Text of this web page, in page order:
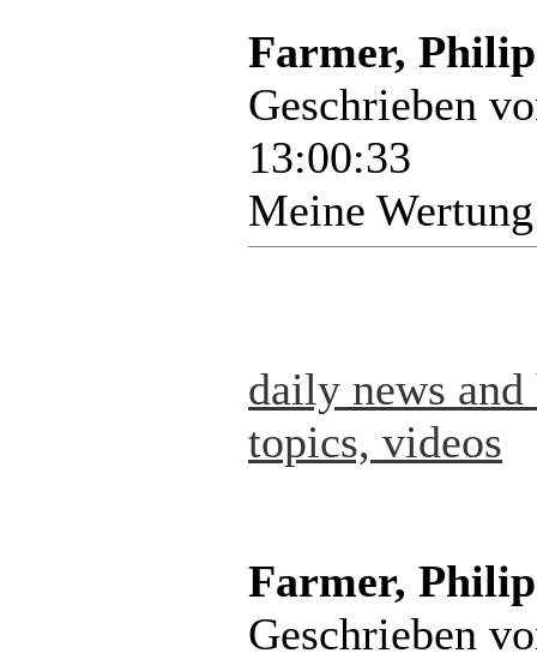
Farmer,
Geschrieben
13:00:33
Meine
daily news
topics, videos
Farmer,
Geschrieben